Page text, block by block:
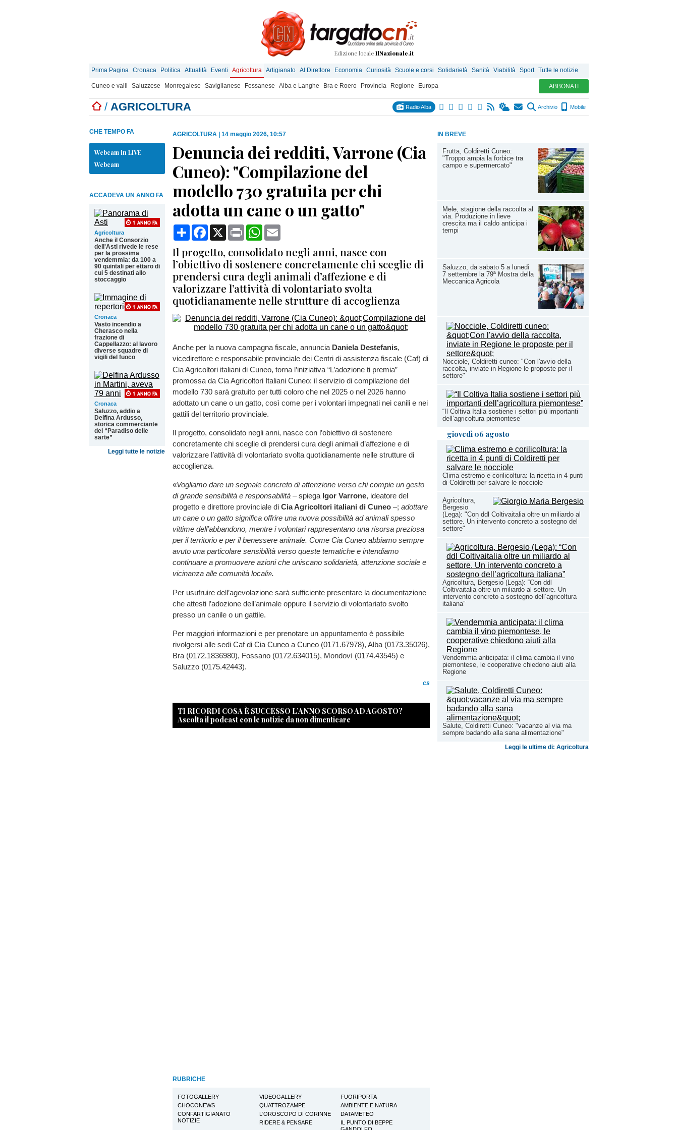
Edizione locale IlNazionale.it
Prima Pagina Cronaca Politica Attualità Eventi Agricoltura Artigianato Al Direttore Economia Curiosità Scuole e corsi Solidarietà Sanità Viabilità Sport Tutte le notizie
Cuneo e valli Saluzzese Monregalese Saviglianese Fossanese Alba e Langhe Bra e Roero Provincia Regione Europa ABBONATI
/ AGRICOLTURA Radio Alba Archivio Mobile
IN BREVE
Frutta, Coldiretti Cuneo:
"Troppo ampia la forbice tra
campo e supermercato"
Mele, stagione della raccolta al
via. Produzione in lieve
crescita ma il caldo anticipa i
tempi
Saluzzo, da sabato 5 a lunedì
7 settembre la 79ª Mostra della
Meccanica Agricola
Nocciole, Coldiretti cuneo: "Con l'avvio della
raccolta, inviate in Regione le proposte per il
settore"
“Il Coltiva Italia sostiene i settori più importanti
dell’agricoltura piemontese”
giovedì 06 agosto
Clima estremo e corilicoltura: la ricetta in 4 punti
di Coldiretti per salvare le nocciole
Agricoltura,
Bergesio
(Lega): "Con ddl Coltivaitalia oltre un miliardo al
settore. Un intervento concreto a sostegno del
settore"
Agricoltura, Bergesio (Lega): “Con ddl
Coltivaitalia oltre un miliardo al settore. Un
intervento concreto a sostegno dell’agricoltura
italiana”
Vendemmia anticipata: il clima cambia il vino
piemontese, le cooperative chiedono aiuti alla
Regione
Salute, Coldiretti Cuneo: "vacanze al via ma
sempre badando alla sana alimentazione"
Leggi le ultime di: Agricoltura
CHE TEMPO FA
Webcam in LIVE
Webcam
ACCADEVA UN ANNO FA
Agricoltura
Anche il Consorzio
dell'Asti rivede le rese
per la prossima
vendemmia: da 100 a
90 quintali per ettaro di
cui 5 destinati allo
stoccaggio
Cronaca
Vasto incendio a
Cherasco nella
frazione di
Cappellazzo: al lavoro
diverse squadre di
vigili del fuoco
Cronaca
Saluzzo, addio a
Delfina Ardusso,
storica commerciante
del “Paradiso delle
sarte”
Leggi tutte le notizie
AGRICOLTURA 14 maggio 2026, 10:57
Denuncia dei redditi, Varrone (Cia
Cuneo): "Compilazione del
modello 730 gratuita per chi
adotta un cane o un gatto"
CondividiFacebook
X Print WhatsApp
Il progetto, consolidato negli anni, nasce con
l’obiettivo di sostenere concretamente chi sceglie di
prendersi cura degli animali d’affezione e di
valorizzare l’attività di volontariato svolta
quotidianamente nelle strutture di accoglienza
Anche per la nuova campagna fiscale, annuncia Daniela Destefanis,
vicedirettore e responsabile provinciale dei Centri di assistenza fiscale (Caf) di
Cia Agricoltori italiani di Cuneo, torna l’iniziativa “L’adozione ti premia”
promossa da Cia Agricoltori Italiani Cuneo: il servizio di compilazione del
modello 730 sarà gratuito per tutti coloro che nel 2025 o nel 2026 hanno
adottato un cane o un gatto, così come per i volontari impegnati nei canili e nei
gattili del territorio provinciale.
Il progetto, consolidato negli anni, nasce con l’obiettivo di sostenere
concretamente chi sceglie di prendersi cura degli animali d’affezione e di
valorizzare l’attività di volontariato svolta quotidianamente nelle strutture di
accoglienza.
«Vogliamo dare un segnale concreto di attenzione verso chi compie un gesto
di grande sensibilità e responsabilità – spiega Igor Varrone, ideatore del
progetto e direttore provinciale di Cia Agricoltori italiani di Cuneo –; adottare
un cane o un gatto significa offrire una nuova possibilità ad animali spesso
vittime dell’abbandono, mentre i volontari rappresentano una risorsa preziosa
per il territorio e per il benessere animale. Come Cia Cuneo abbiamo sempre
avuto una particolare sensibilità verso queste tematiche e intendiamo
continuare a promuovere azioni che uniscano solidarietà, attenzione sociale e
vicinanza alle comunità locali».
Per usufruire dell’agevolazione sarà sufficiente presentare la documentazione
che attesti l’adozione dell’animale oppure il servizio di volontariato svolto
presso un canile o un gattile.
Per maggiori informazioni e per prenotare un appuntamento è possibile
rivolgersi alle sedi Caf di Cia Cuneo a Cuneo (0171.67978), Alba (0173.35026),
Bra (0172.1836980), Fossano (0172.634015), Mondovì (0174.43545) e
Saluzzo (0175.42443).
cs
TI RICORDI COSA È SUCCESSO L’ANNO SCORSO AD AGOSTO?
Ascolta il podcast con le notizie da non dimenticare
RUBRICHE
FOTOGALLERY VIDEOGALLERY
FUORIPORTA
CHOCONEWS
QUATTROZAMPE
AMBIENTE E NATURA
CONFARTIGIANATO
NOTIZIE
L'OROSCOPO DI CORINNE
DATAMETEO
RIDERE & PENSARE
IL PUNTO DI BEPPE